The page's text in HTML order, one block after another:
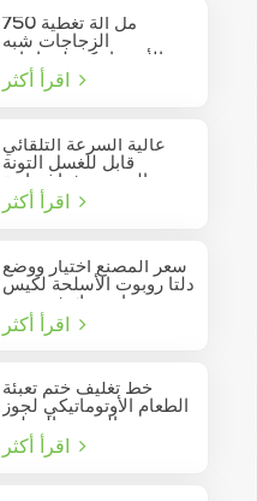
750 مل آلة تغطية
الزجاجات شبه
النبيذ الزجاجية
عالية السرعة التلقائي
قابل للغسل التونة
السردين فراغ حاوية
المأكولات البحرية القصدير
يمكن السدادة
سعر المصنع اختيار ووضع
دلتا روبوت الأسلحة لكيس
عصا تتحرك في مربع
خط تغليف ختم تعبئة
الطعام الأوتوماتيكي لجوز
الصنوبر المعلب